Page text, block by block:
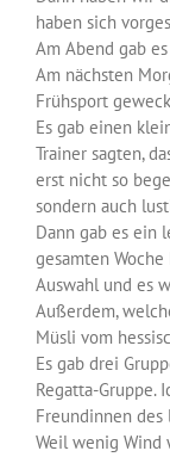
haben sich
Am Abend gab
Am nächsten
Frühsport
Es gab einen
Trainer sagten,
erst nicht so
sondern auch
Dann gab es ein
gesamten
Auswahl und es
Außerdem,
Müsli vom
Es gab drei
Regatta-Gruppe.
Freundinnen
Weil wenig Wind